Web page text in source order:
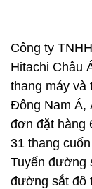
Công ty
Hitachi Châu
thang máy và
Đông Nam Á,
đơn đặt hàng
31 thang
Tuyến đường
đường sắt đô